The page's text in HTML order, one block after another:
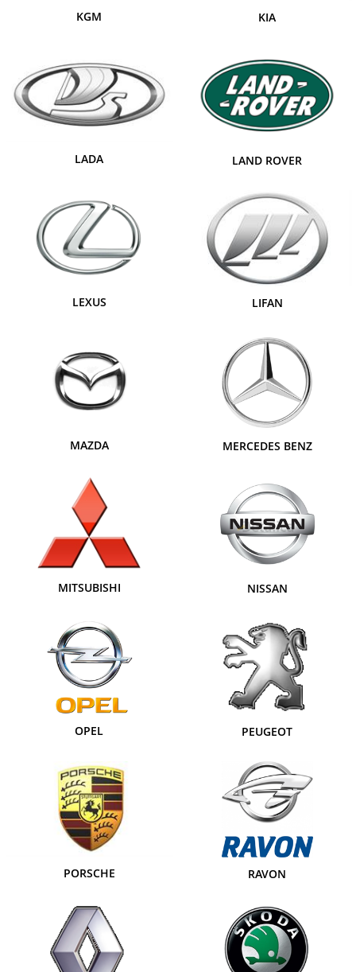
KGM KIA
LADA LAND ROVER
LEXUS LIFAN
MAZDA MERCEDES BENZ
MITSUBISHI NISSAN
OPEL PEUGEOT
PORSCHE RAVON